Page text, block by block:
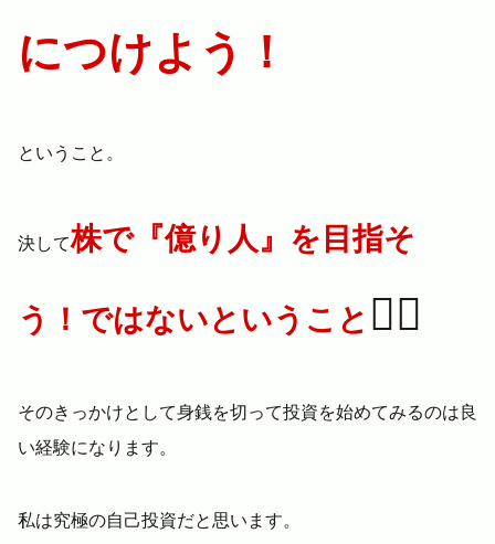
につけよう！
ということ。
決して株で『億り人』を目指そ
う！ではないということ 🙅‍♂️
そのきっかけとして身銭を切って投資を始めてみるのは良
い経験になります。
私は究極の自己投資だと思います。